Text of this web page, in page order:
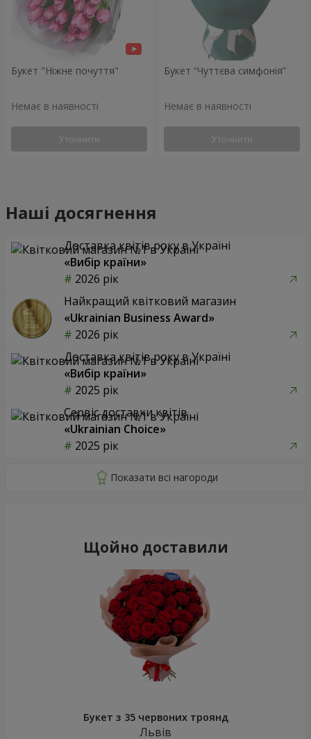
Букет "Ніжне почуття"
Немає в наявності
Уточнити
Букет “Чуттєва симфонія”
Немає в наявності
Уточнити
Наші досягнення
Доставка квітів року в Україні
«Вибір країни»
2026 рік
Найкращий квітковий магазин
«Ukrainian Business Award»
2026 рік
Доставка квітів року в Україні
«Вибір країни»
2025 рік
Сервіс доставки квітів
«Ukrainian Choice»
2025 рік
Щойно доставили
Букет з 35 червоних троянд
Львів